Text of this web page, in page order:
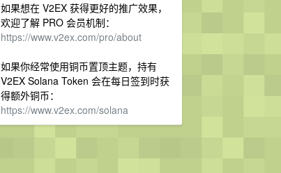
如果想在 V2EX 获得更好的推广效果，
欢迎了解 PRO 会员机制：
https://www.v2ex.com/pro/about
如果你经常使用铜币置顶主题，持有
V2EX Solana Token 会在每日签到时获
得额外铜币：
https://www.v2ex.com/solana